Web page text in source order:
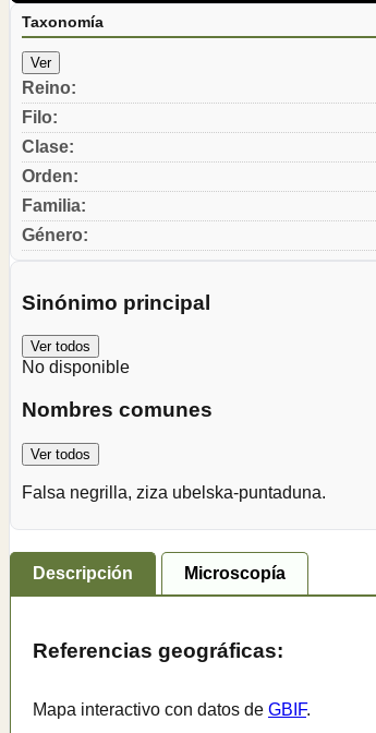
Taxonomía
Ver
Reino:
Filo:
Clase:
Orden:
Familia:
Género:
Sinónimo principal
Ver todos
No disponible
Nombres comunes
Ver todos
Falsa negrilla, ziza ubelska-puntaduna.
Descripción Microscopía
Referencias geográficas:
Mapa interactivo con datos de GBIF.